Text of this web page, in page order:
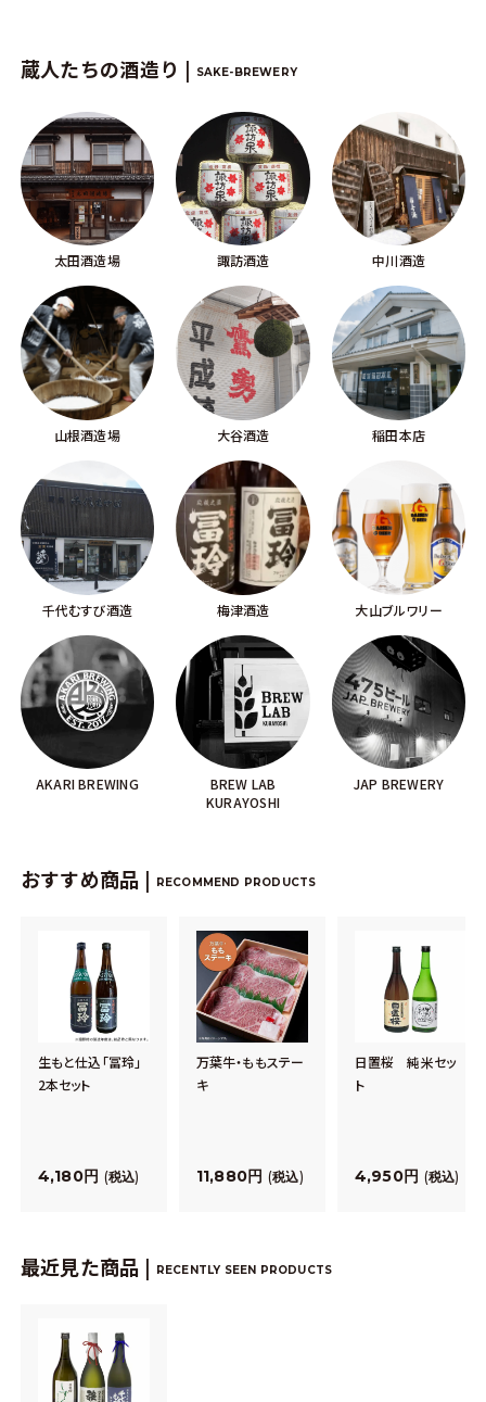
蔵人たちの酒造り | SAKE-BREWERY
太田酒造場 諏訪酒造 中川酒造
山根酒造場 大谷酒造 稲田本店
千代むすび酒造 梅津酒造 大山ブルワリー
AKARI BREWING
BREW LAB
KURAYOSHI
JAP BREWERY
おすすめ商品 | RECOMMEND PRODUCTS
生もと仕込「冨玲」
2本セット
4,180 税込
万葉牛・ももステー
キ
11,880 税込
日置桜 純米セッ
ト
4,950 税込
最近見た商品 | RECENTLY SEEN PRODUCTS